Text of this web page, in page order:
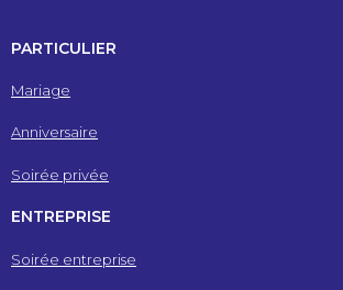
PARTICULIER
Mariage
Anniversaire
Soirée privée
ENTREPRISE
Soirée entreprise